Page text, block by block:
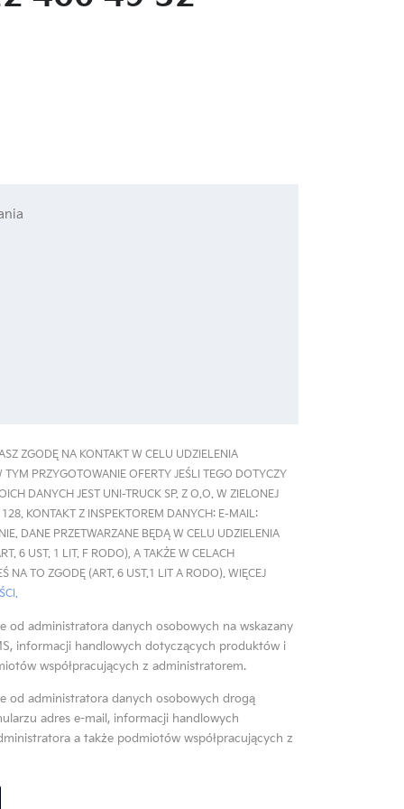
ZGODĘ NA KONTAKT W CELU UDZIELENIA
PRZYGOTOWANIE OFERTY JEŚLI TEGO DOTYCZY
DANYCH JEST UNI-TRUCK SP. Z O.O. W ZIELONEJ
KONTAKT Z INSPEKTOREM DANYCH: E-MAIL:
DANE PRZETWARZANE BĘDĄ W CELU UDZIELENIA
6 UST. 1 LIT. F RODO), A TAKŻE W CELACH
NA TO ZGODĘ (ART. 6 UST.1 LIT A RODO). WIĘCEJ
od administratora danych osobowych na wskazany
informacji handlowych dotyczących produktów i
współpracujących z administratorem.
od administratora danych osobowych drogą
adres e-mail, informacji handlowych
a także podmiotów współpracujących z